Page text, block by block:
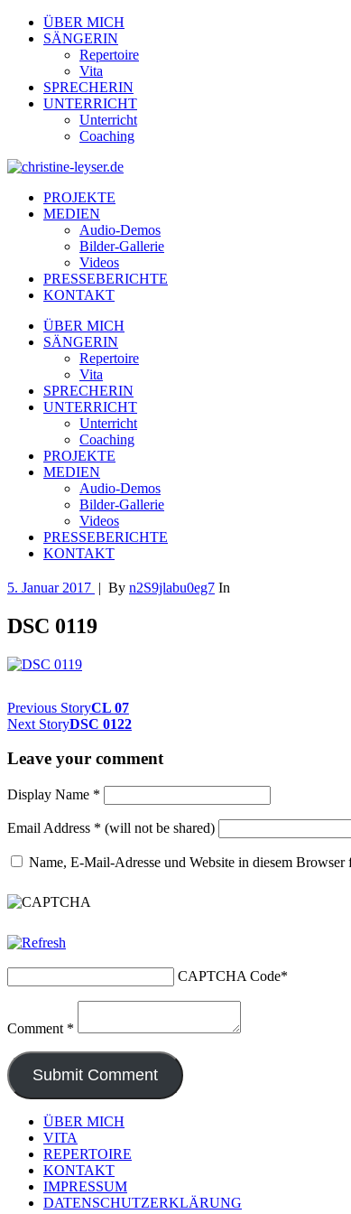
ÜBER MICH
SÄNGERIN
Repertoire
Vita
SPRECHERIN
UNTERRICHT
Unterricht
Coaching
PROJEKTE
MEDIEN
Audio-Demos
Bilder-Gallerie
Videos
PRESSEBERICHTE
KONTAKT
ÜBER MICH
SÄNGERIN
Repertoire
Vita
SPRECHERIN
UNTERRICHT
Unterricht
Coaching
PROJEKTE
MEDIEN
Audio-Demos
Bilder-Gallerie
Videos
PRESSEBERICHTE
KONTAKT
5. Januar 2017 | By n2S9jlabu0eg7 In
DSC 0119
Previous StoryCL 07
Next StoryDSC 0122
Leave your comment
Display Name *
Email Address * (will not be shared)
Name, E-Mail-Adresse und Website in diesem Browser
CAPTCHA Code*
Comment *
ÜBER MICH
VITA
REPERTOIRE
KONTAKT
IMPRESSUM
DATENSCHUTZERKLÄRUNG